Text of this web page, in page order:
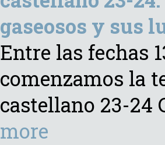
gaseosos y sus
Entre las fechas
comenzamos la
castellano 23-24
more